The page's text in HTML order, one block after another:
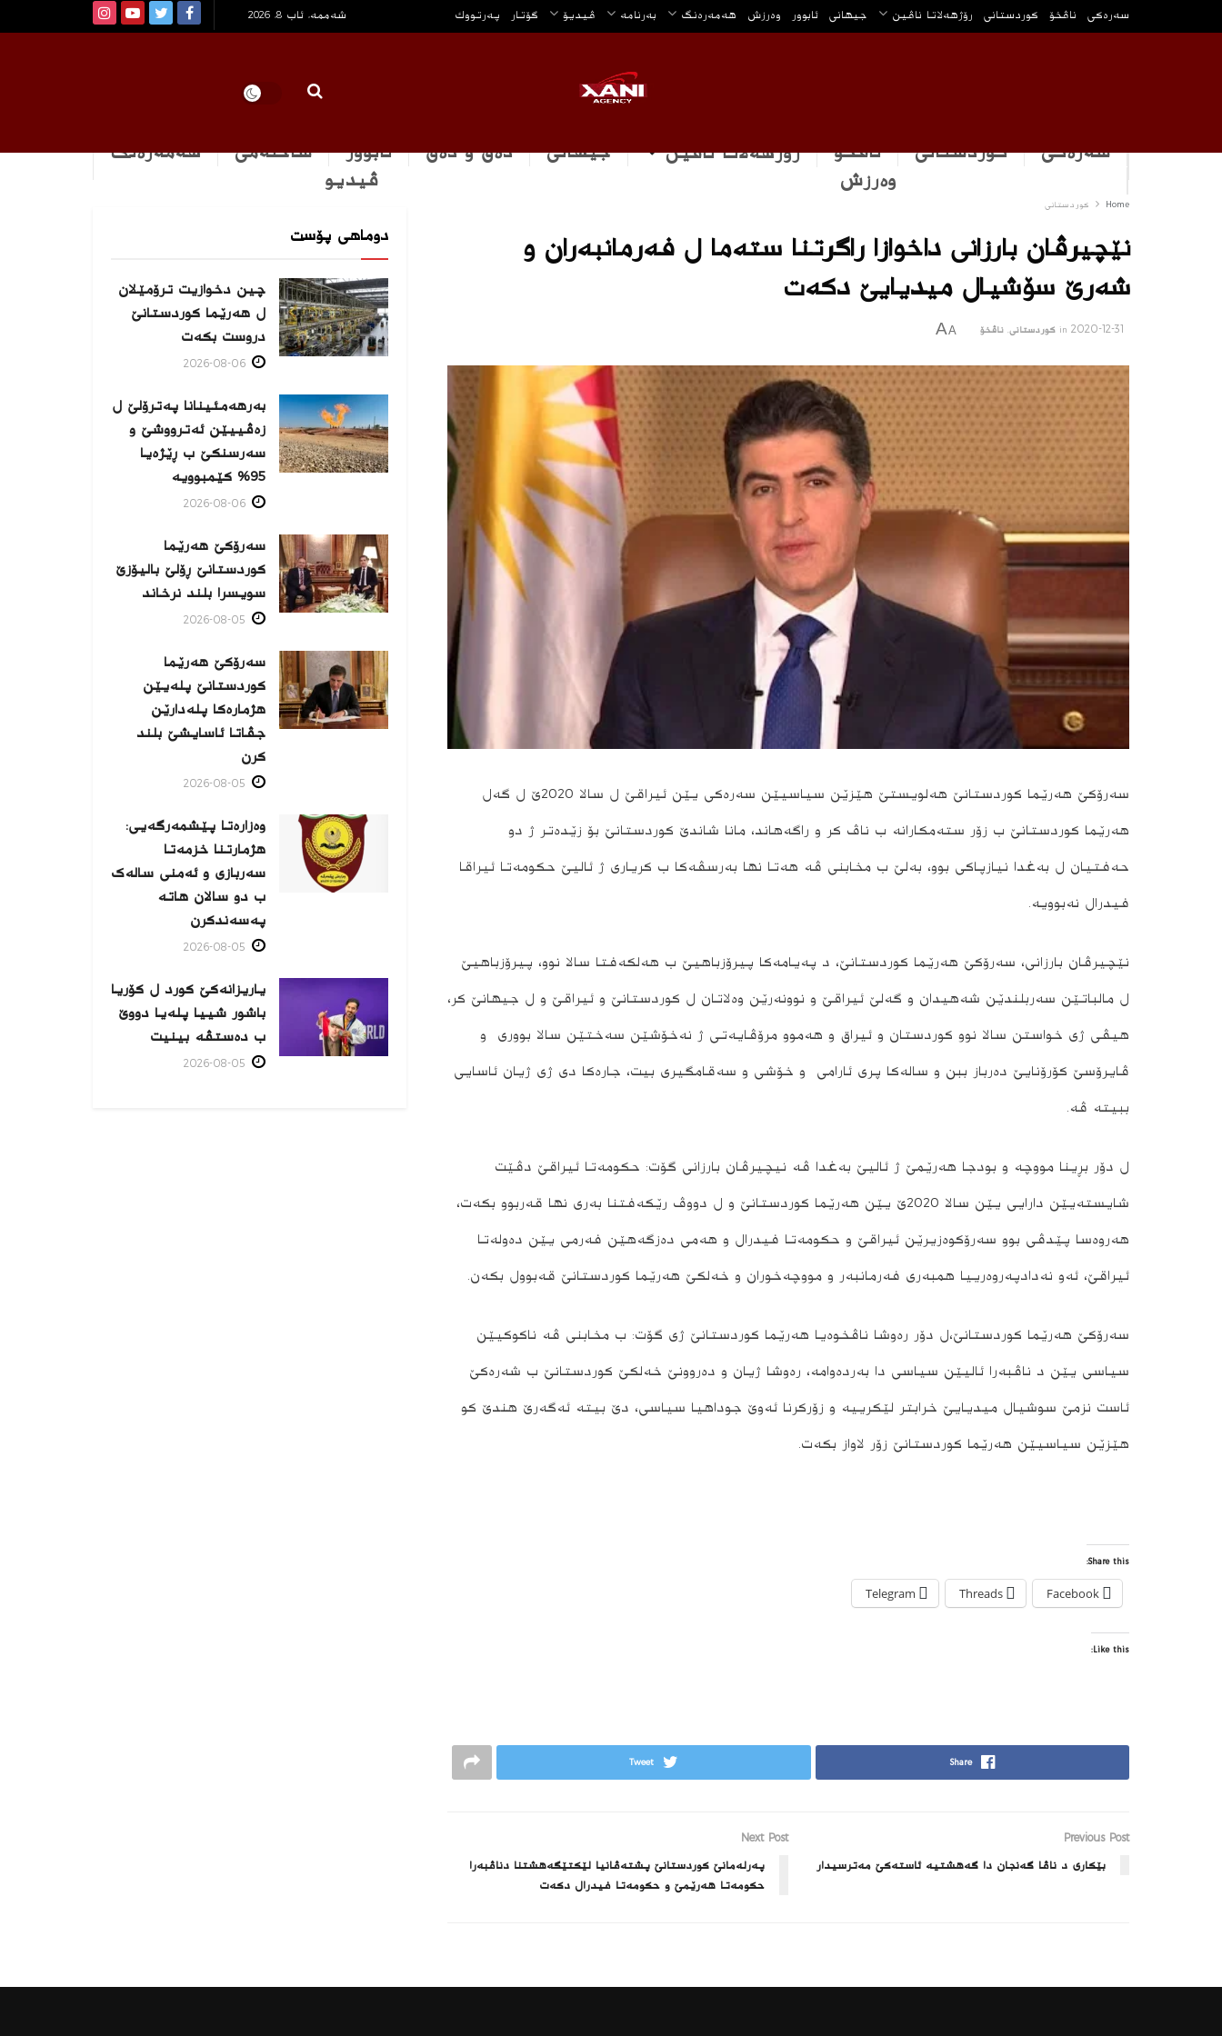
سه‌ره‌كی ناڤخۆ كوردستانى رۆژهه‌لاتا ناڤین جیهانی ئابوور وه‌رزش هه‌مه‌ره‌نگ بەرنامە ڤیدیۆ گۆتار په‌رتووك شەممە, ئاب 8, 2026
سەرەکی كوردستانى ناڤخۆ رۆژهه‌لاتا ناڤین جیهانی دەق و دەق ئابوور ساخله‌می
هه‌مه‌ره‌نگ
وه‌رزش
ڤیدیو
Home كوردستانى
نێچیرڤان بارزانى داخوازا راگرتنا سته‌ما ل فه‌رمانبه‌ران و
شه‌رێ سۆشیال میدیایێ دكه‌ت
2020-12-31
in كوردستانى, ناڤخۆ A
A
سه‌رۆكێ هه‌رێما كوردستانێ هه‌لویستێ هێزێن سیاسیێن سه‌ره‌كى یێن ئیراقێ ل سالا 2020ێ ل گه‌ل
هه‌رێما كوردستانێ ب زۆر سته‌مكارانه‌ ب ناڤ كر و راگه‌هاند، مانا شاندێ كوردستانێ بۆ زێده‌تر ژ دو
حه‌فتیان ل به‌غدا نیازپاكى بوو، به‌لێ ب مخابنى ڤه‌ هه‌تا نها به‌رسڤه‌كا ب كریارى ژ ئالیێ حكومه‌تا ئیراقا
فیدرال نه‌بوویه‌.
نێچیرڤان بارزانی، سەرۆکێ هەرێما کوردستانێ، د په‌یامه‌كا پیرۆزباهیێ ب هه‌لكه‌فتا سالا نوو، پیرۆزباهیێ
ل مالباتێن سه‌ربلندێن شه‌هیدان و گه‌لێ ئیراقێ و نوونه‌رێن وه‌لاتان ل كوردستانێ و ئیراقێ و ل جیهانێ كر،
هیڤى ژى خواستن سالا نوو كوردستان و ئیراق و هه‌موو مرۆڤایه‌تى ژ نه‌خۆشێن سه‌ختێن سالا بوورى و
ڤایرۆسێ كۆرۆنایێ ده‌رباز ببن و ساله‌كا پرى ئارامى و خۆشى و سه‌قامگیرى بیت، جاره‌كا دى ژى ژیان ئاسایى
ببیته‌ ڤه‌.
ل دۆر بڕینا مووچه‌ و بودجا هه‌رێمێ ژ ئالیێ به‌غدا ڤه‌ نیچیرڤان بارزانى گۆت: حكومه‌تا ئیراقێ دڤێت
شایسته‌یێن دارایى یێن سالا 2020ێ یێن هه‌رێما كوردستانێ و ل دووڤ رێكه‌فتنا به‌رى نها قه‌ربوو بكه‌ت،
هه‌روه‌سا پێدڤی بوو‌ سه‌رۆكوه‌زیرێن ئیراقێ و حكومه‌تا فیدرال و هه‌مى ده‌زگه‌هێن فه‌رمى یێن ده‌وله‌تا
ئیراقێ، ئه‌و نه‌دادپه‌روه‌رییا‌ همبه‌رى فه‌رمانبه‌ر و مووچه‌خوران و خه‌لكێ هه‌رێما كوردستانێ قه‌بوول بكه‌ن.
سەرۆکێ هەرێما کوردستانێ،ل دۆر ره‌وشا ناڤخوه‌یا هه‌رێما كوردستانێ ژى گۆت: ب مخابنی ڤه‌ ناكوكیێن
سیاسى یێن د ناڤبه‌را ئالیێن سیاسی دا به‌رده‌وامه‌، ره‌وشا ژیان و ده‌روونێ خه‌لكێ كوردستانێ ب شه‌ره‌كێ
ئاست نزمێ سوشیال میدیایێ خرابتر لێكرییه‌ و زۆركرنا ئه‌وێ جوداهیا سیاسى، دێ بیته‌ ئه‌گه‌رێ هندێ كو
هێزێن سیاسیێن هه‌رێما كوردستانێ زۆر لاواز بكه‌ت.
Share this:
Facebook
Threads
Telegram
Like this:
Share
Tweet
Previous Post
بێکاری د ناڤا گەنجان دا گەھشتیە ئاستەکێ مەترسیدار
Next Post
په‌رله‌مانێ كوردستانێ پشته‌ڤانیا لێكتێگه‌هشتنا دناڤبه‌را
حكومه‌تا هه‌رێمێ و حكومه‌تا فیدرال دكه‌ت
دوماهی پۆست
چین دخوازیت ترۆمێلان
ل هەرێما كوردستانێ
دروست بكەت
بەرهەمئینانا په‌ترۆلێ ل
زه‌ڤییێن ئەترووشێ و
سەرسنكێ ب ڕێژەیا
95% كێمبوویە
سەرۆکێ هەرێما
کوردستانێ ڕۆلێ بالیۆزێ
سویسرا بلند نرخاند
سەرۆکێ هەرێما
کوردستانێ پلەیێن
هژمارەكا پلەدارێن
جڤاتا ئاسایشێ بلند
كرن
وەزارەتا پێشمەرگەیی:
هژمارتنا خزمەتا
سەربازی و ئەمنی سالەک
ب دو سالان هاتە
پەسەندكرن
یاریزانەكێ کورد ل کۆریا
باشور شییا پلەیا دووێ
ب دەستڤە بینیت